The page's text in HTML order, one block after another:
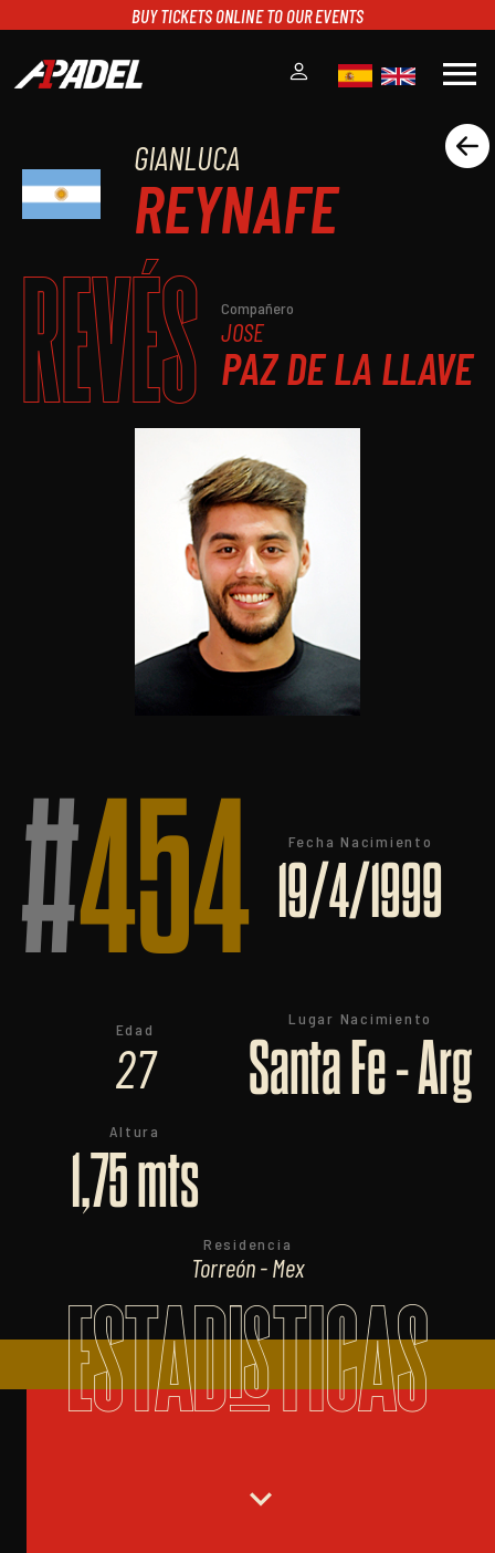
BUY TICKETS ONLINE TO OUR EVENTS
menu
A1PADEL
CALENDARIO
TORNEOS
MULTIMEDIA
SCOREBOARD
STREAMING
GIANLUCA
REYNAFE
REVÉS Compañero
JOSE
PAZ DE LA LLAVE
#454 Fecha Nacimiento
19/4/1999
Edad
27
Lugar Nacimiento
Santa Fe - Arg
Altura
1,75 mts
Residencia
Torreón - Mex
ESTADISTICAS
expand_more